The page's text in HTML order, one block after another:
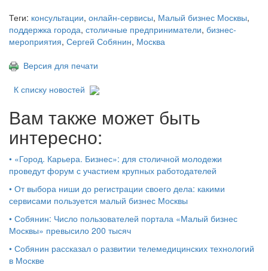
Теги: консультации, онлайн-сервисы, Малый бизнес Москвы,
поддержка города, столичные предприниматели, бизнес-
мероприятия, Сергей Собянин, Москва
Версия для печати
К списку новостей
Вам также может быть
интересно:
• «Город. Карьера. Бизнес»: для столичной молодежи
проведут форум с участием крупных работодателей
• От выбора ниши до регистрации своего дела: какими
сервисами пользуется малый бизнес Москвы
• Собянин: Число пользователей портала «Малый бизнес
Москвы» превысило 200 тысяч
• Собянин рассказал о развитии телемедицинских технологий
в Москве